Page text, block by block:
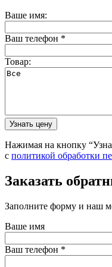
Ваше имя:
Ваш телефон *
Товар:
Нажимая на кнопку
с политикой обработки
Заказать
Заполните форму и наш
Ваше имя
Ваш телефон *